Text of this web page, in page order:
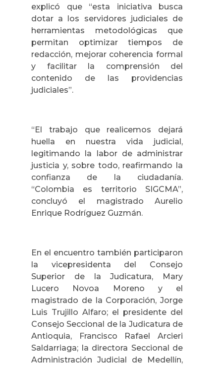
explicó que “esta iniciativa busca
dotar a los servidores judiciales de
herramientas metodológicas que
permitan optimizar tiempos de
redacción, mejorar coherencia formal
y facilitar la comprensión del
contenido de las providencias
judiciales”.
“El trabajo que realicemos dejará
huella en nuestra vida judicial,
legitimando la labor de administrar
justicia y, sobre todo, reafirmando la
confianza de la ciudadanía.
“Colombia es territorio SIGCMA”,
concluyó el magistrado Aurelio
Enrique Rodríguez Guzmán.
En el encuentro también participaron
la vicepresidenta del Consejo
Superior de la Judicatura, Mary
Lucero Novoa Moreno y el
magistrado de la Corporación, Jorge
Luis Trujillo Alfaro; el presidente del
Consejo Seccional de la Judicatura de
Antioquia, Francisco Rafael Arcieri
Saldarriaga; la directora Seccional de
Administración Judicial de Medellín,